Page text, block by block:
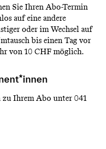
Sie Ihren Abo-Termin
auf eine andere
oder im Wechsel auf
bis einen Tag vor
von 10 CHF möglich.
zu Ihrem Abo unter 041